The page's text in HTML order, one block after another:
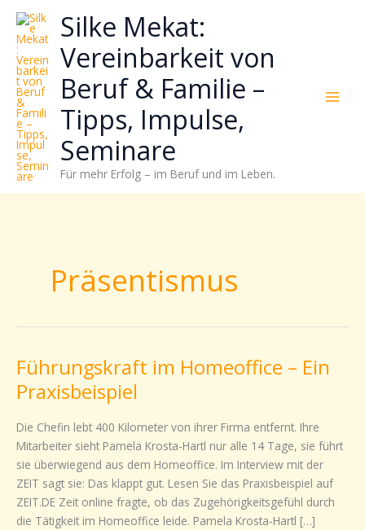
Zum
Inhalt
springen
Silke Mekat:
Vereinbarkeit von
Beruf & Familie –
Tipps, Impulse,
Seminare
Für mehr Erfolg – im Beruf und im Leben.
Präsentismus
Führungskraft im Homeoffice – Ein
Praxisbeispiel
Die Chefin lebt 400 Kilometer von ihrer Firma entfernt. Ihre
Mitarbeiter sieht Pamela Krosta-Hartl nur alle 14 Tage, sie führt
sie überwiegend aus dem Homeoffice. Im Interview mit der
ZEIT sagt sie: Das klappt gut. Lesen Sie das Praxisbeispiel auf
ZEIT.DE Zeit online fragte, ob das Zugehörigkeitsgefühl durch
die Tätigkeit im Homeoffice leide. Pamela Krosta-Hartl […]
Führungskraft
im
Homeoffice
–
Ein
Praxisbeispiel
wie
sich
Stress
reduzieren
Energie
gezielter
einsetzen
lässt?
Einfach